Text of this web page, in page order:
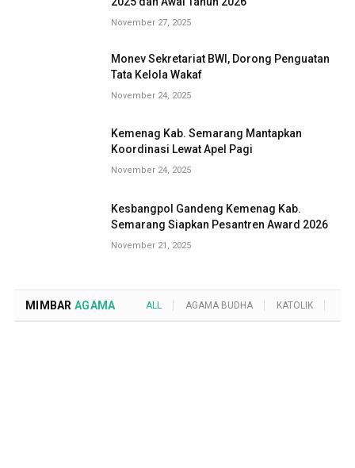
November 27, 2025
Monev Sekretariat BWI, Dorong Penguatan
Tata Kelola Wakaf
November 24, 2025
Kemenag Kab. Semarang Mantapkan
Koordinasi Lewat Apel Pagi
November 24, 2025
Kesbangpol Gandeng Kemenag Kab.
Semarang Siapkan Pesantren Award 2026
November 21, 2025
MIMBAR AGAMA ALL AGAMA BUDHA KATOLIK